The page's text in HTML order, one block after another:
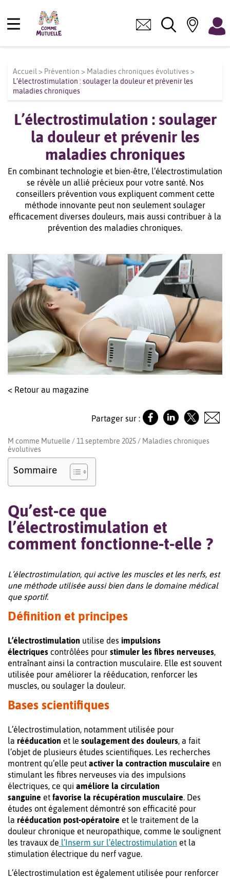
Accueil > Prévention > Maladies chroniques évolutives>
L’électrostimulation : soulager la douleur et prévenir les
maladies chroniques
L’électrostimulation : soulager
la douleur et prévenir les
maladies chroniques
En combinant technologie et bien-être, l’électrostimulation
se révèle un allié précieux pour votre santé. Nos
conseillers prévention vous expliquent comment cette
méthode innovante peut non seulement soulager
efficacement diverses douleurs, mais aussi contribuer à la
prévention des maladies chroniques.
< Retour au magazine
Partager sur :
M comme Mutuelle / 11 septembre 2025 / Maladies chroniques
évolutives
Sommaire
Qu’est-ce que
l’électrostimulation et
comment fonctionne-t-elle ?
L’électrostimulation, qui active les muscles et les nerfs, est
une méthode utilisée aussi bien dans le domaine médical
que sportif.
Définition et principes
L’électrostimulation utilise des impulsions
électriques contrôlées pour stimuler les fibres nerveuses,
entraînant ainsi la contraction musculaire. Elle est souvent
utilisée pour améliorer la rééducation, renforcer les
muscles, ou soulager la douleur.
Bases scientifiques
L’électrostimulation, notamment utilisée pour
la rééducation et le soulagement des douleurs, a fait
l’objet de plusieurs études scientifiques. Les recherches
montrent qu’elle peut activer la contraction musculaire en
stimulant les fibres nerveuses via des impulsions
électriques, ce qui améliore la circulation
sanguine et favorise la récupération musculaire. Des
études ont également démontré son efficacité pour
la rééducation post-opératoire et le traitement de la
douleur chronique et neuropathique, comme le soulignent
les travaux de l’Inserm sur l’électrostimulation et la
stimulation électrique du nerf vague.
L’électrostimulation est également utilisée pour renforcer